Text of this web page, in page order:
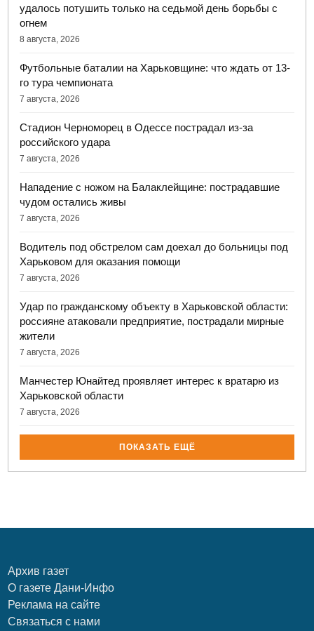
удалось потушить только на седьмой день борьбы с
огнем
8 августа, 2026
Футбольные баталии на Харьковщине: что ждать от 13-
го тура чемпионата
7 августа, 2026
Стадион Черноморец в Одессе пострадал из-за
российского удара
7 августа, 2026
Нападение с ножом на Балаклейщине: пострадавшие
чудом остались живы
7 августа, 2026
Водитель под обстрелом сам доехал до больницы под
Харьковом для оказания помощи
7 августа, 2026
Удар по гражданскому объекту в Харьковской области:
россияне атаковали предприятие, пострадали мирные
жители
7 августа, 2026
Манчестер Юнайтед проявляет интерес к вратарю из
Харьковской области
7 августа, 2026
ПОКАЗАТЬ ЕЩЁ
Архив газет
О газете Дани-Инфо
Реклама на сайте
Связаться с нами